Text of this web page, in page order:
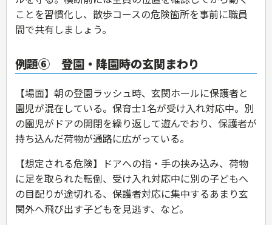
ことを習慣化し、散歩コースの危険箇所を事前に職員
間で共有しましょう。
例題⑥ 登園・降園時の玄関まわり
【場面】朝の登園ラッシュ時、玄関ホールに保護者と
園児が混在している。保育士1名が受け入れ対応中。別
の園児がドアの開閉を繰り返して遊んでおり、保護者が
持ち込んだ荷物が通路に広がっている。
【想定される危険】ドアへの指・手の挟み込み、荷物
に足を取られた転倒、受け入れ対応中に別の子どもへ
の目配りが途切れる、保護者対応に集中するあまり玄
関外へ飛び出す子どもを見逃す、など。